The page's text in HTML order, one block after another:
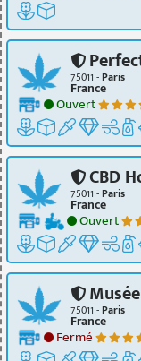
75011 -Paris
France
Ouvert
CBD
75011 -Paris
France
Ouvert
75011 -Paris
France
Fermé